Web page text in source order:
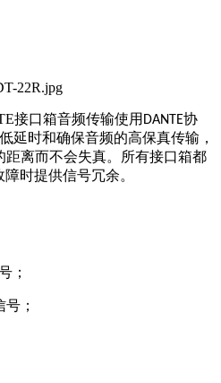
接口箱音频传输使用 DANTE协
延时和确保音频的高保真传输，
距离而不会失真。所有接口箱都
时提供信号冗余。
；
；